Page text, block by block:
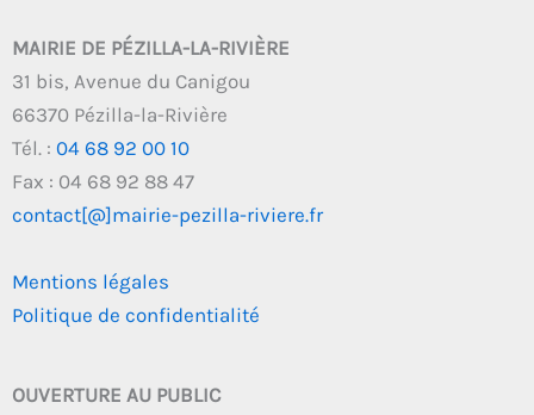
MAIRIE DE PÉZILLA-LA-RIVIÈRE
31 bis, Avenue du Canigou
66370 Pézilla-la-Rivière
Tél. : 04 68 92 00 10
Fax : 04 68 92 88 47
contact[@]mairie-pezilla-riviere.fr
Mentions légales
Politique de confidentialité
OUVERTURE AU PUBLIC